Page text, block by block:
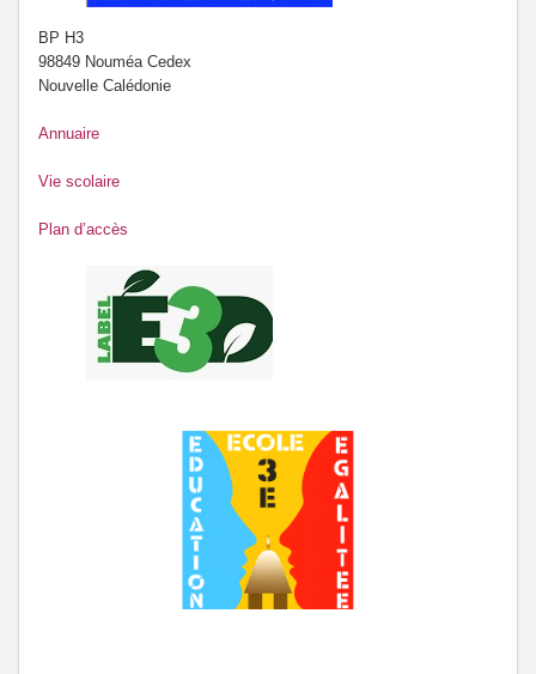
BP H3
98849 Nouméa Cedex
Nouvelle Calédonie
Annuaire
Vie scolaire
Plan d’accès